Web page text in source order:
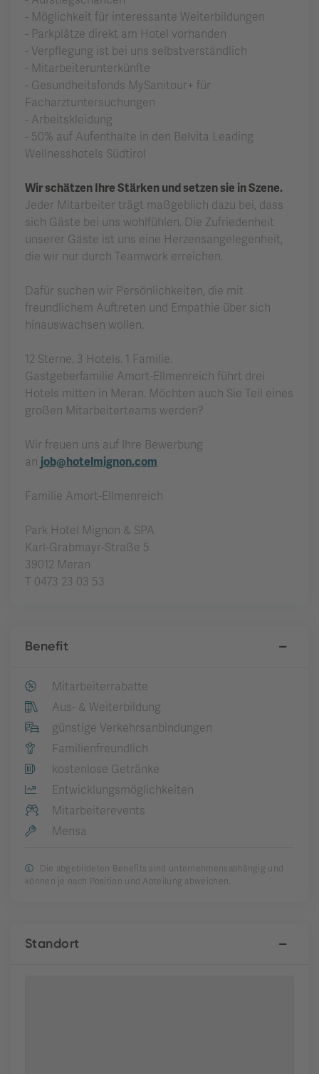
- Möglichkeit für interessante Weiterbildungen
- Parkplätze direkt am Hotel vorhanden
- Verpflegung ist bei uns selbstverständlich
- Mitarbeiterunterkünfte
- Gesundheitsfonds MySanitour+ für
Facharztuntersuchungen
- Arbeitskleidung
- 50% auf Aufenthalte in den Belvita Leading
Wellnesshotels Südtirol
Wir schätzen Ihre Stärken und setzen sie in Szene.
Jeder Mitarbeiter trägt maßgeblich dazu bei, dass
sich Gäste bei uns wohlfühlen. Die Zufriedenheit
unserer Gäste ist uns eine Herzensangelegenheit,
die wir nur durch Teamwork erreichen.
Dafür suchen wir Persönlichkeiten, die mit
freundlichem Auftreten und Empathie über sich
hinauswachsen wollen.
12 Sterne. 3 Hotels. 1 Familie.
Gastgeberfamilie Amort-Ellmenreich führt drei
Hotels mitten in Meran. Möchten auch Sie Teil eines
großen Mitarbeiterteams werden?
Wir freuen uns auf Ihre Bewerbung
an job@hotelmignon.com
Familie Amort-Ellmenreich
Park Hotel Mignon & SPA
Karl-Grabmayr-Straße 5
39012 Meran
T 0473 23 03 53
Benefit
Mitarbeiterrabatte
Aus- & Weiterbildung
günstige Verkehrsanbindungen
Familienfreundlich
kostenlose Getränke
Entwicklungsmöglichkeiten
Mitarbeiterevents
Mensa
Die abgebildeten Benefits sind unternehmensabhängig und
können je nach Position und Abteilung abweichen.
Standort